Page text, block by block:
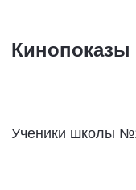
Кинопоказы
Ученики школы